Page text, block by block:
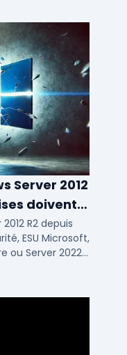
Server 2012
doivent
R2 depuis
ESU Microsoft,
ou Server 2022